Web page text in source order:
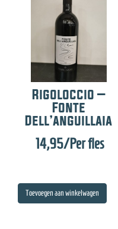
Rigoloccio –
Fonte
Dell’anguillaia
14,95/Per fles
Toevoegen aan winkelwagen